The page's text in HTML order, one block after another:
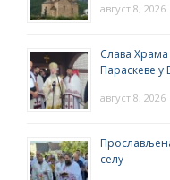
август 8, 2026
Слава
Параскеве
август 8, 2026
селу